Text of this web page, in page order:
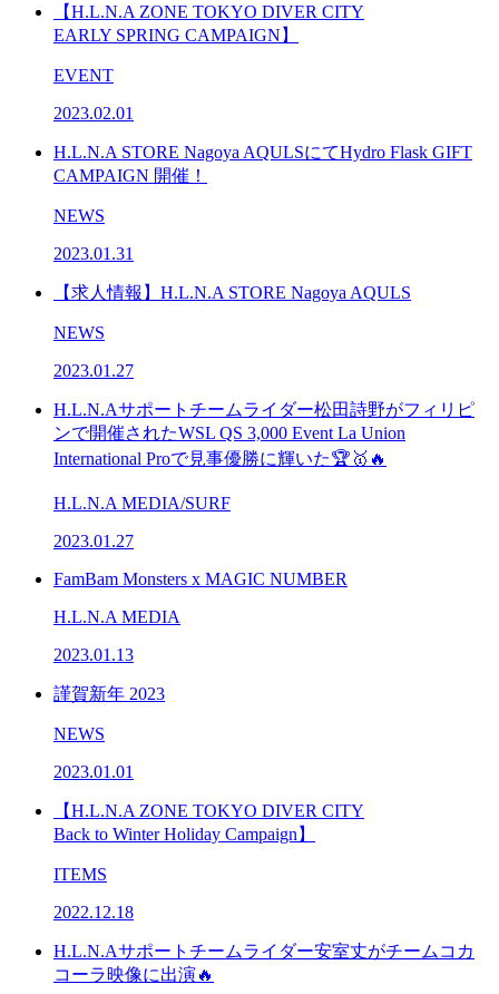
【H.L.N.A ZONE TOKYO DIVER CITY
EARLY SPRING CAMPAIGN】
EVENT
2023.02.01
H.L.N.A STORE Nagoya AQULSにてHydro Flask GIFT
CAMPAIGN 開催！
NEWS
2023.01.31
【求人情報】H.L.N.A STORE Nagoya AQULS
NEWS
2023.01.27
H.L.N.Aサポートチームライダー松田詩野がフィリピ
ンで開催されたWSL QS 3,000 Event La Union
International Proで見事優勝に輝いた🏆🥇🔥
H.L.N.A MEDIA/SURF
2023.01.27
FamBam Monsters x MAGIC NUMBER
H.L.N.A MEDIA
2023.01.13
謹賀新年 2023
NEWS
2023.01.01
【H.L.N.A ZONE TOKYO DIVER CITY
Back to Winter Holiday Campaign】
ITEMS
2022.12.18
H.L.N.Aサポートチームライダー安室丈がチームコカ
コーラ映像に出演🔥